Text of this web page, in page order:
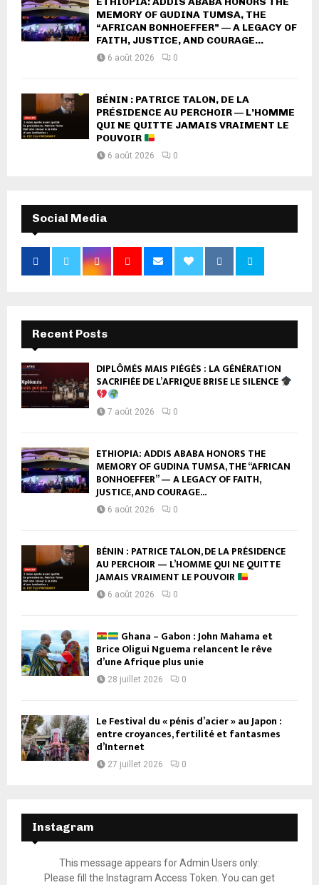
MEMORY OF GUDINA TUMSA, THE
“AFRICAN BONHOEFFER” — A LEGACY OF
FAITH, JUSTICE, AND COURAGE...
6 août 2026 0
BÉNIN : PATRICE TALON, DE LA
PRÉSIDENCE AU PERCHOIR — L’HOMME
QUI NE QUITTE JAMAIS VRAIMENT LE
POUVOIR
6 août 2026 0
Social Media
Recent Posts
DIPLÔMÉS MAIS PIÉGÉS : LA GÉNÉRATION
SACRIFIÉE DE L’AFRIQUE BRISE LE SILENCE
7 août 2026 0
ETHIOPIA: ADDIS ABABA HONORS THE
MEMORY OF GUDINA TUMSA, THE “AFRICAN
BONHOEFFER” — A LEGACY OF FAITH,
JUSTICE, AND COURAGE...
6 août 2026 0
BÉNIN : PATRICE TALON, DE LA PRÉSIDENCE
AU PERCHOIR — L’HOMME QUI NE QUITTE
JAMAIS VRAIMENT LE POUVOIR
6 août 2026 0
Ghana – Gabon : John Mahama et
Brice Oligui Nguema relancent le rêve
d’une Afrique plus unie
28 juillet 2026 0
Le Festival du « pénis d’acier » au Japon :
entre croyances, fertilité et fantasmes
d’Internet
27 juillet 2026 0
Instagram
This message appears for Admin Users only:
Please fill the Instagram Access Token. You can get